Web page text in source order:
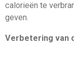
calorieën te
geven.
Verbetering van